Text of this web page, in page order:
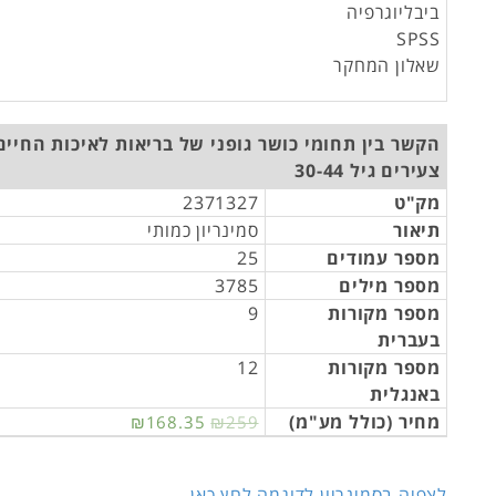
ביבליוגרפיה
SPSS
שאלון המחקר
הקשר בין תחומי כושר גופני של בריאות לאיכות
צעירים גיל 30-44
מק"ט
2371327
תיאור
סמינריון כמותי
מספר עמודים
25
מספר מילים
3785
מספר מקורות
בעברית
9
מספר מקורות
באנגלית
12
מחיר (כולל מע"מ) ₪168.35 ₪259